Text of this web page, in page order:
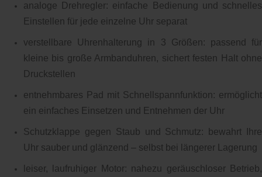
analoge Drehregler: einfache Bedienung und schnelles
Einstellen für jede einzelne Uhr separat
verstellbare Uhrenhalterung in 3 Größen: passend für
kleine bis große Armbanduhren, sichert festen Halt ohne
Druckstellen
entnehmbares Pad mit Schnellspannfunktion: ermöglicht
ein einfaches Einsetzen und Entnehmen der Uhr
Schutzklappe gegen Staub und Schmutz: bewahrt Ihre
Uhr sauber und glänzend – selbst bei längerer Lagerung
leiser, laufruhiger Motor: nahezu geräuschloser Betrieb,